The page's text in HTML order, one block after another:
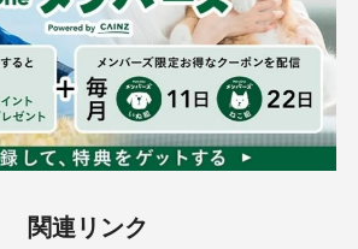
関連リンク